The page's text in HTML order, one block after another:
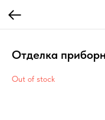
Отделка
Out of stock